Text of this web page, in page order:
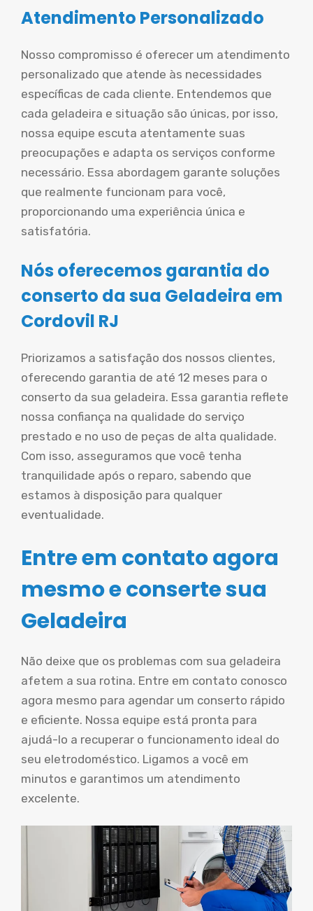
Atendimento Personalizado
Nosso compromisso é oferecer um atendimento
personalizado que atende às necessidades
específicas de cada cliente. Entendemos que
cada geladeira e situação são únicas, por isso,
nossa equipe escuta atentamente suas
preocupações e adapta os serviços conforme
necessário. Essa abordagem garante soluções
que realmente funcionam para você,
proporcionando uma experiência única e
satisfatória.
Nós oferecemos garantia do
conserto da sua Geladeira em
Cordovil RJ
Priorizamos a satisfação dos nossos clientes,
oferecendo garantia de até 12 meses para o
conserto da sua geladeira. Essa garantia reflete
nossa confiança na qualidade do serviço
prestado e no uso de peças de alta qualidade.
Com isso, asseguramos que você tenha
tranquilidade após o reparo, sabendo que
estamos à disposição para qualquer
eventualidade.
Entre em contato agora
mesmo e conserte sua
Geladeira
Não deixe que os problemas com sua geladeira
afetem a sua rotina. Entre em contato conosco
agora mesmo para agendar um conserto rápido
e eficiente. Nossa equipe está pronta para
ajudá-lo a recuperar o funcionamento ideal do
seu eletrodoméstico. Ligamos a você em
minutos e garantimos um atendimento
excelente.